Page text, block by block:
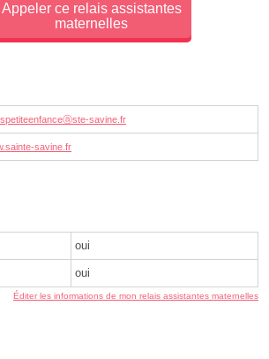
Appeler ce relais assistantes
maternelles
savine.fr
savine.fr
oui
oui
Éditer les informations de mon relais assistantes maternelles